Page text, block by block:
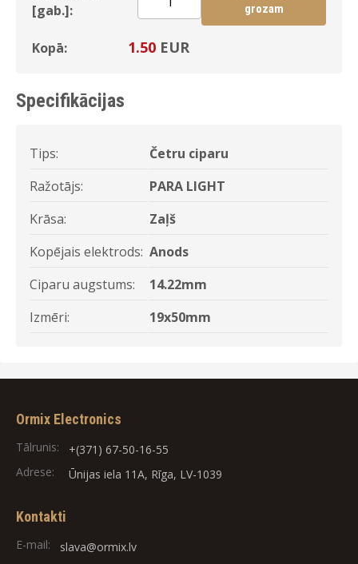
[gab.]:
grozam
Kopā: 1.50 EUR
Specifikācijas
Tips:
Četru ciparu
Ražotājs:
PARA LIGHT
Krāsa:
Zaļš
Kopējais elektrods: Anods
Ciparu augstums:
14.22mm
Izmēri:
19x50mm
Ormix Electronics
Tālrunis:
+(371) 67-50-16-55
Adrese:
Ūnijas iela 11A, Rīga, LV-1039
Kontakti
E-mail:
slava@ormix.lv